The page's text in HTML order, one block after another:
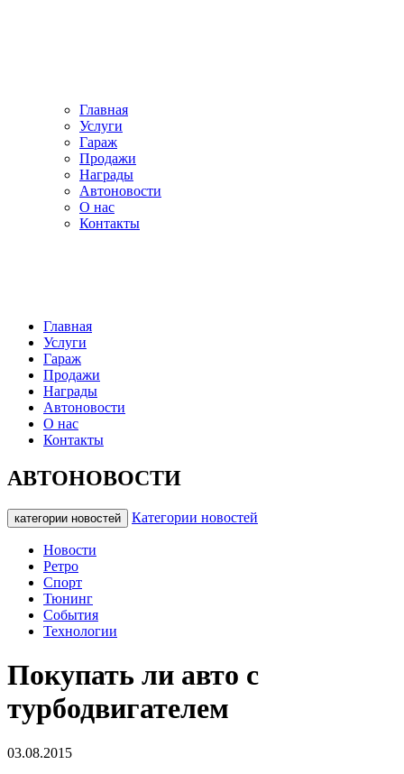
Главная
Услуги
Гараж
Продажи
Награды
Автоновости
О нас
Контакты
Главная
Услуги
Гараж
Продажи
Награды
Автоновости
О нас
Контакты
АВТОНОВОСТИ
категории новостей Категории новостей
Новости
Ретро
Спорт
Тюнинг
События
Технологии
Покупать ли авто с
турбодвигателем
03.08.2015